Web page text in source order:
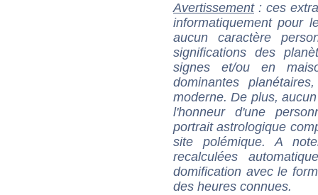
Avertissement: ces
informatiquement pour
aucun caractère
significations des
signes et/ou en
dominantes
moderne. De plus,
l'honneur d'une
portrait astrologique
site polémique. A
recalculées
domification avec le
des heures connues.